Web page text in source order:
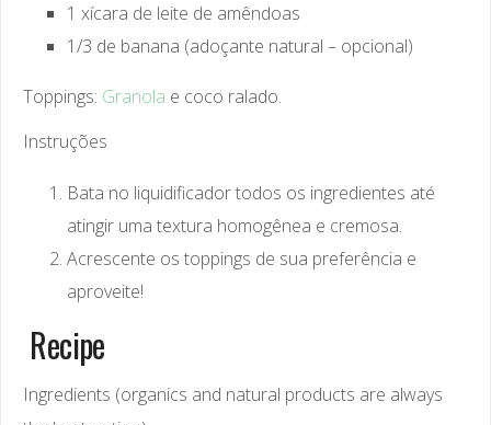
1 xícara de leite de amêndoas
1/3 de banana (adoçante natural – opcional)
Toppings: Granola e coco ralado.
Instruções
Bata no liquidificador todos os ingredientes até
atingir uma textura homogênea e cremosa.
Acrescente os toppings de sua preferência e
aproveite!
Recipe
Ingredients (organics and natural products are always